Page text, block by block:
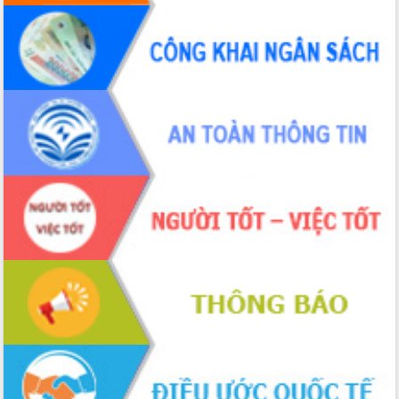
Tập huấn ứng dụng trí tuệ nhân tạo (AI)
trong thương mại điện tử năm 2026
Đoàn đại biểu Quốc hội tỉnh Đắk Lắk
trao đổi thông tin trước Kỳ họp thứ
nhất, Quốc hội khóa XVI
Quyết liệt cải cách hành chính, khơi
thông nguồn lực phát triển
Nâng cao hiệu lực, hiệu quả HĐND
tỉnh thông qua hiện đại hóa hành chính
Xã Ea Phê gắn cải cách hành chính với
chuyển đổi số
Phó Chủ tịch Thường trực UBND tỉnh
Hồ Thị Nguyên Thảo làm việc tại Trung
tâm Phục vụ hành chính công xã Ea
Phê
Xây dựng nền hành chính số đồng
hành cùng nông dân dân, doanh nghiệp
Giai đoạn 2026-2030, Đắk Lắk phấn
đấu có 77% xã đạt chuẩn nông thôn
mới